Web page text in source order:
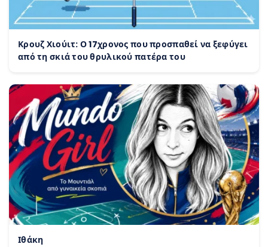
Κρουζ Χιούιτ: Ο 17χρονος που προσπαθεί να ξεφύγει
από τη σκιά του θρυλικού πατέρα του
Ιθάκη